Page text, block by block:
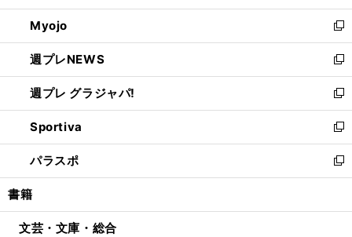
開
く
ウ
で
開
く
ン
ド
ウ
で
開
く
ウ
ィ
ン
ド
ウ
で
開
く
Myojo
新
し
い
ウ
ィ
ン
ド
ウ
で
開
週プレNEWS
新
し
い
ウ
ィ
ン
ド
ウ
開
週プレ グラジャパ!
新
し
い
ウ
ィ
ン
ウ
Sportiva
新
し
い
ウ
ン
パラスポ
新
し
ウ
書籍
文芸・文庫・総合